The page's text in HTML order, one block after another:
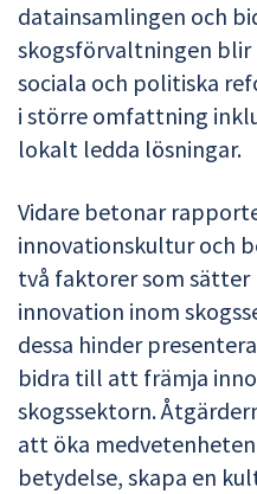
datainsamlingen och
skogsförvaltningen blir
sociala och politiska
i större omfattning
lokalt ledda lösningar.
Vidare betonar
innovationskultur och
två faktorer som
innovation inom
dessa hinder
bidra till att främja
skogssektorn.
att öka
betydelse, skapa en